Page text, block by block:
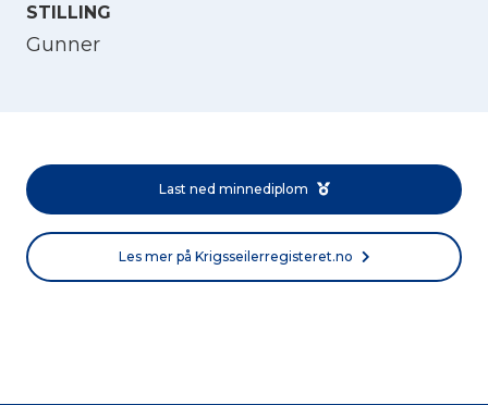
STILLING
Gunner
Last ned minnediplom
Les mer på Krigsseilerregisteret.no
English
Norsk bokmål